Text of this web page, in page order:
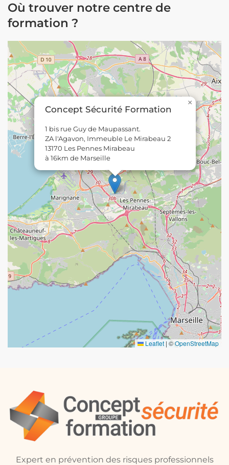
Où trouver notre centre de
formation ?
Concept Sécurité Formation
1 bis rue Guy de Maupassant.
ZA l'Agavon, Immeuble Le Mirabeau 2
13170 Les Pennes Mirabeau
à 16km de Marseille
×
Leaflet | ©OpenStreetMap
Expert en prévention des risques professionnels